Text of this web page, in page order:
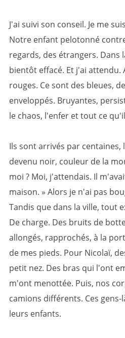
J'ai suivi son conseil. Je me
Notre enfant pelotonné
regards, des étrangers.
bientôt effacé. Et j'ai attendu.
rouges. Ce sont des bleues,
enveloppés. Bruyantes,
le chaos, l'enfer et tout ce
Ils sont arrivés par centaines,
devenu noir, couleur de la
moi ? Moi, j'attendais. Il
maison. » Alors je n'ai pas
Tandis que dans la ville, tout
De charge. Des bruits de
allongés, rapprochés, à la
de mes pieds. Pour Nicolaï,
petit nez. Des bras qui l'ont
m'ont menottée. Puis, nos
camions différents. Ces
leurs enfants.